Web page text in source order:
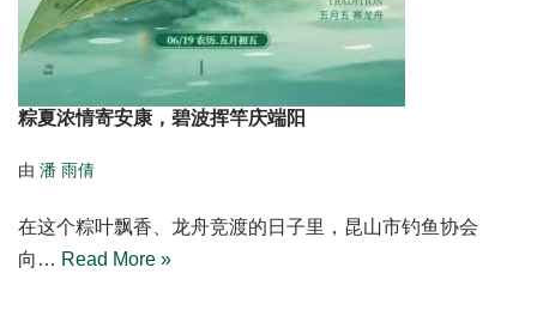
粽夏浓情寄安康，碧波挥竿庆端阳
由 潘 雨倩
在这个粽叶飘香、龙舟竞渡的日子里，昆山市钓鱼协会
向… Read More »